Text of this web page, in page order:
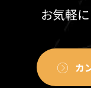
お気軽
カ